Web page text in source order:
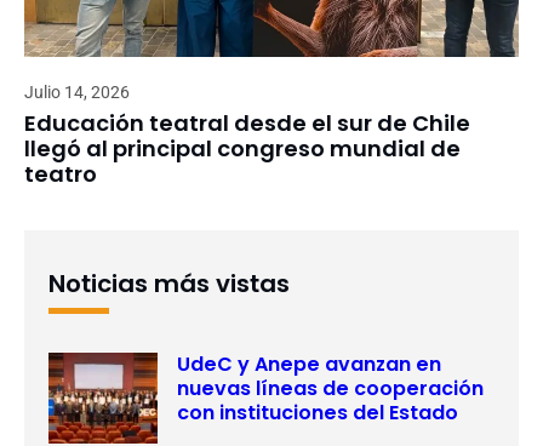
Julio 14, 2026
Educación teatral desde el sur de Chile
llegó al principal congreso mundial de
teatro
Noticias más vistas
UdeC y Anepe avanzan en
nuevas líneas de cooperación
con instituciones del Estado